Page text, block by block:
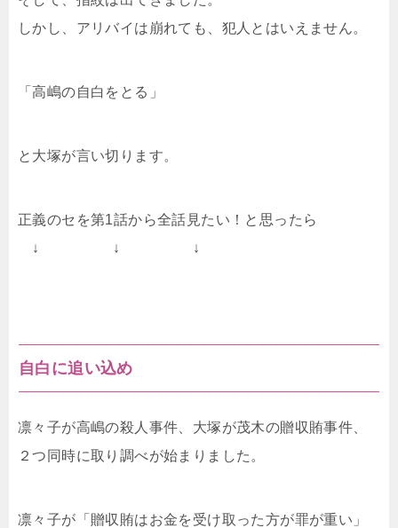
しかし、アリバイは崩れても、犯人とはいえません。
「高嶋の自白をとる」
と大塚が言い切ります。
正義のセを第1話から全話見たい！と思ったら
↓ ↓ ↓
自白に追い込め
凛々子が高嶋の殺人事件、大塚が茂木の贈収賄事件、
２つ同時に取り調べが始まりました。
凛々子が「贈収賄はお金を受け取った方が罪が重い」